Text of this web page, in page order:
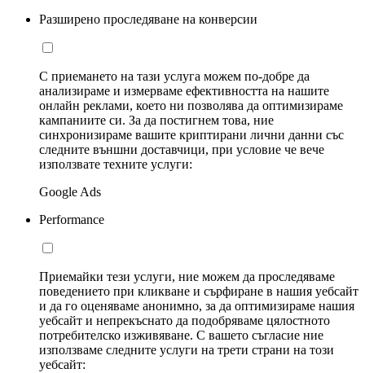
Разширено проследяване на конверсии
С приемането на тази услуга можем по-добре да
анализираме и измерваме ефективността на нашите
онлайн реклами, което ни позволява да оптимизираме
кампаниите си. За да постигнем това, ние
синхронизираме вашите криптирани лични данни със
следните външни доставчици, при условие че вече
използвате техните услуги:
Google Ads
Performance
Приемайки тези услуги, ние можем да проследяваме
поведението при кликване и сърфиране в нашия уебсайт
и да го оценяваме анонимно, за да оптимизираме нашия
уебсайт и непрекъснато да подобряваме цялостното
потребителско изживяване. С вашето съгласие ние
използваме следните услуги на трети страни на този
уебсайт: